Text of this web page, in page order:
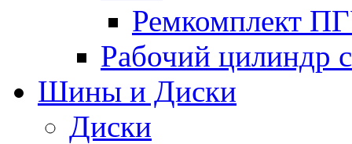
Ремкомплект
Рабочий цилиндр
Шины и Диски
Диски